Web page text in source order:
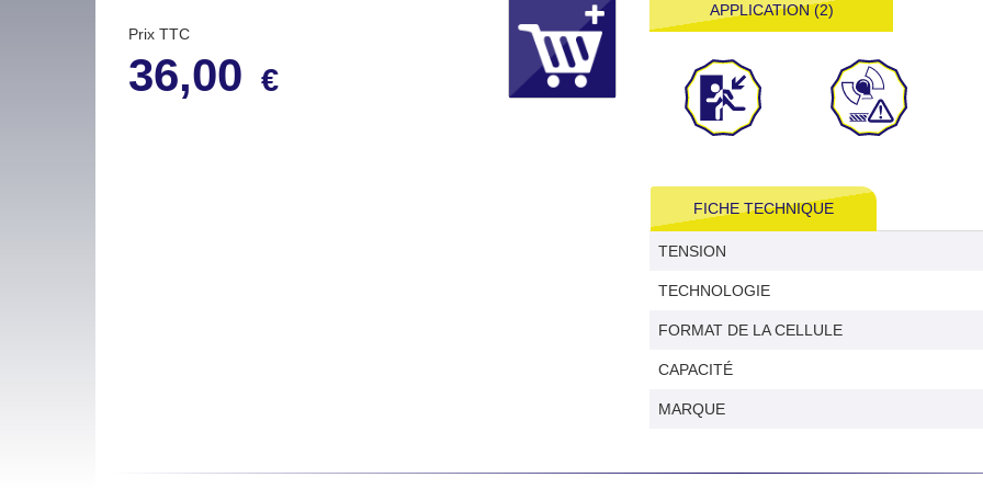
Prix TTC
36,00 €
APPLICATION (2)
FICHE TECHNIQUE
TENSION
TECHNOLOGIE
FORMAT DE LA CELLULE
CAPACITÉ
MARQUE